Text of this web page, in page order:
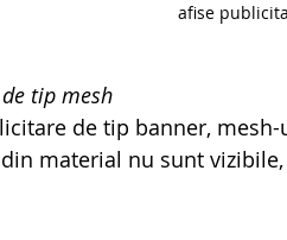
afise
tip mesh
de tip banner,
material nu sunt